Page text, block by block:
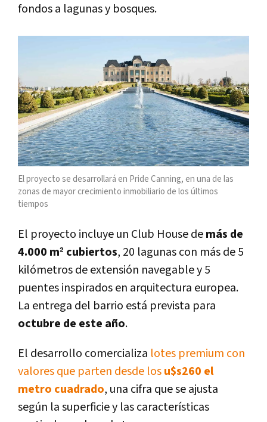
fondos a lagunas y bosques.
El proyecto se desarrollará en Pride Canning, en una de las
zonas de mayor crecimiento inmobiliario de los últimos
tiempos
El proyecto incluye un Club House demás de
4.000 m² cubiertos, 20 lagunas con más de 5
kilómetros de extensión navegable y 5
puentes inspirados en arquitectura europea.
La entrega del barrio está prevista para
octubre de este año.
El desarrollo comercializa lotes premium con
valores que parten desde losu$s260 el
metro cuadrado, una cifra que se ajusta
según la superficie y las características